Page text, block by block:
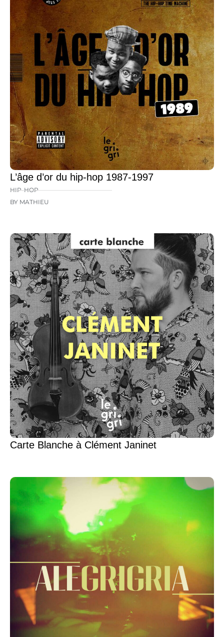
L’âge d’or du hip-hop 1987-1997
HIP-HOP
BY MATHIEU
Carte Blanche à Clément Janinet